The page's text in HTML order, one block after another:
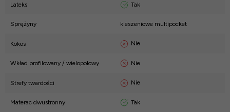
Lateks Tak
Sprężyny kieszeniowe multipocket
Kokos Nie
Wkład profilowany / wielopolowy Nie
Strefy twardości Nie
Materac dwustronny Tak